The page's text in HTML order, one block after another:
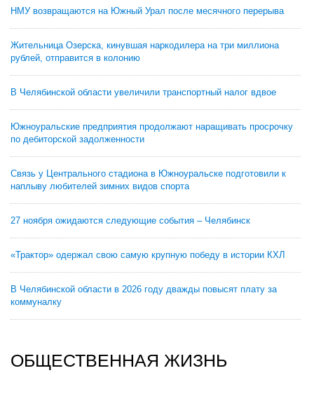
НМУ возвращаются на Южный Урал после месячного перерыва
Жительница Озерска, кинувшая наркодилера на три миллиона
рублей, отправится в колонию
В Челябинской области увеличили транспортный налог вдвое
Южноуральские предприятия продолжают наращивать просрочку
по дебиторской задолженности
Связь у Центрального стадиона в Южноуральске подготовили к
наплыву любителей зимних видов спорта
27 ноября ожидаются следующие события – Челябинск
«Трактор» одержал свою самую крупную победу в истории КХЛ
В Челябинской области в 2026 году дважды повысят плату за
коммуналку
ОБЩЕСТВЕННАЯ ЖИЗНЬ